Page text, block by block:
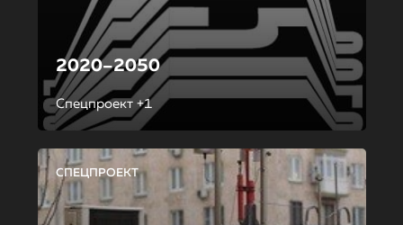
2020–2050
Спецпроект +1
СПЕЦПРОЕКТ